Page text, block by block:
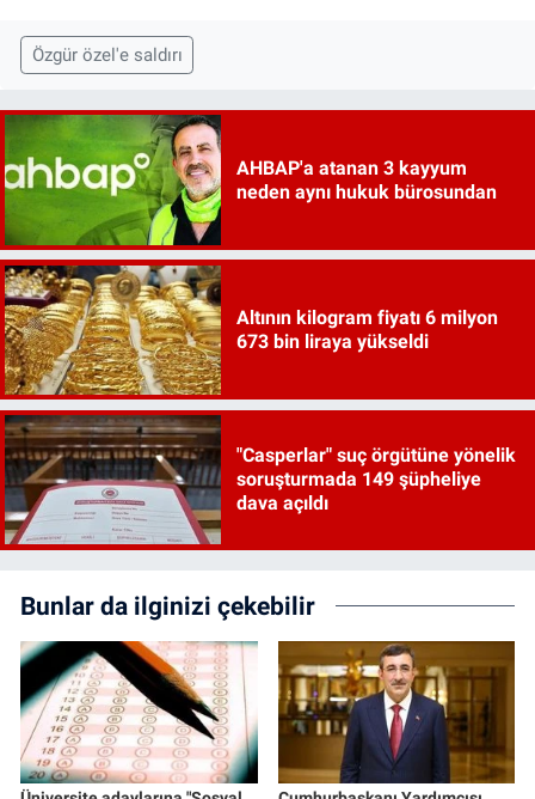
Özgür özel'e saldırı
AHBAP'a atanan 3 kayyum
neden aynı hukuk bürosundan
Altının kilogram fiyatı 6 milyon
673 bin liraya yükseldi
"Casperlar" suç örgütüne yönelik
soruşturmada 149 şüpheliye
dava açıldı
Bunlar da ilginizi çekebilir